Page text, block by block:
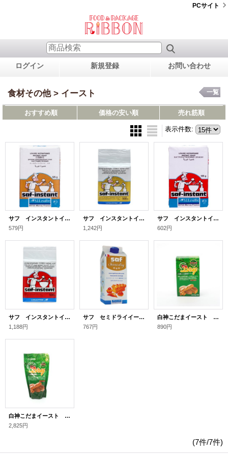
PCサイト
ログイン 新規登録 お問い合わせ
食材その他 > イースト 一覧
おすすめ順 価格の安い順 売れ筋順
表示件数:
サフ インスタントイースト 金 125g
579円
サフ インスタントイースト 金 500g
1,242円
サフ インスタントイースト 赤 125g
602円
サフ インスタントイースト 赤 500g
1,188円
サフ セミドライイースト ゴールド 400g
767円
白神こだまイースト (10ｇ×5袋)
890円
白神こだまイースト (200g)
2,825円
(7件/7件)